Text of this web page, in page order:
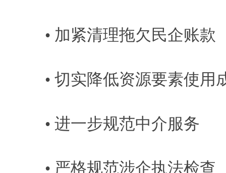
• 加紧清理拖欠民企账款
• 切实降低资源要素使用
• 进一步规范中介服务
• 严格规范涉企执法检查